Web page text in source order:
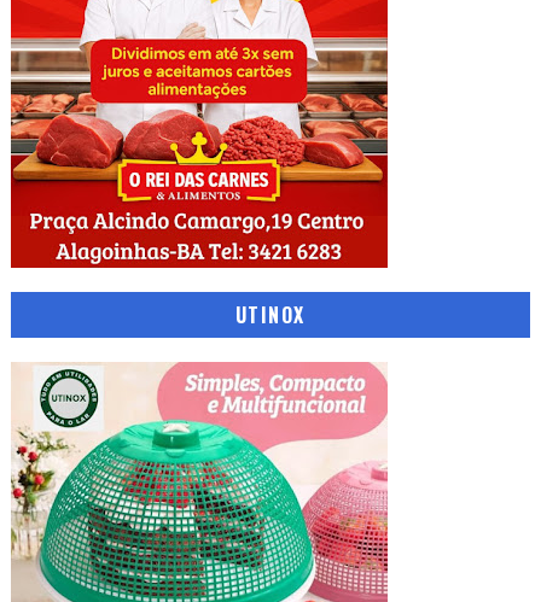
UTINOX